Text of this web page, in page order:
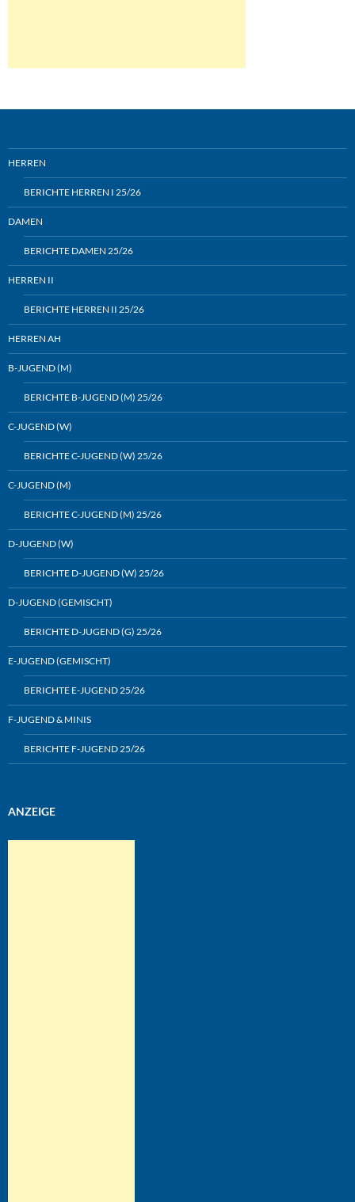
HERREN
BERICHTE HERREN I 25/26
DAMEN
BERICHTE DAMEN 25/26
HERREN II
BERICHTE HERREN II 25/26
HERREN AH
B-JUGEND (M)
BERICHTE B-JUGEND (M) 25/26
C-JUGEND (W)
BERICHTE C-JUGEND (W) 25/26
C-JUGEND (M)
BERICHTE C-JUGEND (M) 25/26
D-JUGEND (W)
BERICHTE D-JUGEND (W) 25/26
D-JUGEND (GEMISCHT)
BERICHTE D-JUGEND (G) 25/26
E-JUGEND (GEMISCHT)
BERICHTE E-JUGEND 25/26
F-JUGEND & MINIS
BERICHTE F-JUGEND 25/26
ANZEIGE